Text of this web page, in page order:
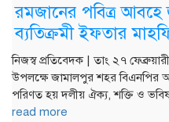
রমজানের পবিত্র
ব্যতিক্রমী ইফতার
নিজস্ব প্রতিবেদক | তাং ২৭
উপলক্ষে জামালপুর শহর বিএনপির
পরিণত হয় দলীয় ঐক্য, শক্তি ও
read more